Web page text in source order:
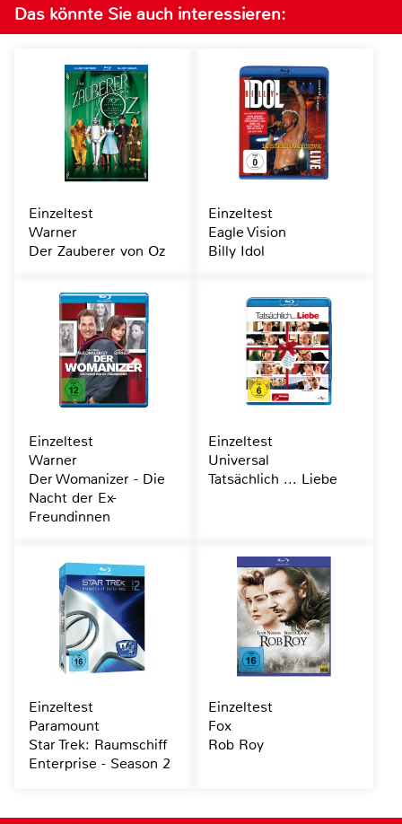
Das könnte Sie auch interessieren:
Einzeltest
Warner
Der Zauberer von Oz
Einzeltest
Eagle Vision
Billy Idol
Einzeltest
Warner
Der Womanizer - Die
Nacht der Ex-
Freundinnen
Einzeltest
Universal
Tatsächlich ... Liebe
Einzeltest
Paramount
Star Trek: Raumschiff
Enterprise - Season 2
Einzeltest
Fox
Rob Roy